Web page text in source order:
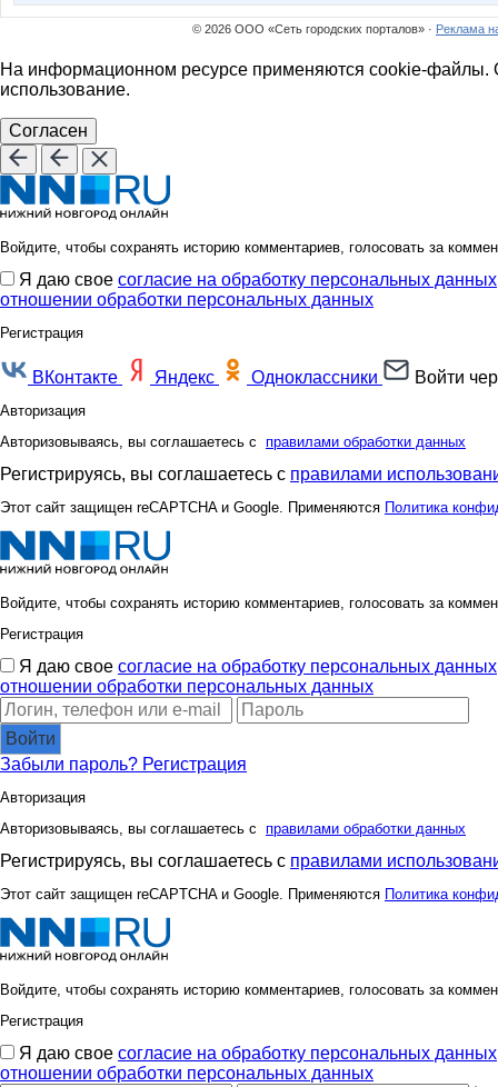
© 2026 ООО «Сеть городских порталов» · Реклама
На информационном ресурсе применяются cookie-файлы.
использование.
Согласен
Войдите, чтобы сохранять историю комментариев, голосовать за
Я даю свое согласие на обработку персональных данных
отношении обработки персональных данных
Регистрация
ВКонтакте Яндекс Одноклассники Войти
Авторизация
Авторизовываясь, вы соглашаетесь с правилами обработки данных
Регистрируясь, вы соглашаетесь с правилами
Этот сайт защищен reCAPTCHA и Google. Применяются Политика
Войдите, чтобы сохранять историю комментариев, голосовать за
Регистрация
Я даю свое согласие на обработку персональных данных
отношении обработки персональных данных
Войти
Забыли пароль? Регистрация
Авторизация
Авторизовываясь, вы соглашаетесь с правилами обработки данных
Регистрируясь, вы соглашаетесь с правилами
Этот сайт защищен reCAPTCHA и Google. Применяются Политика
Войдите, чтобы сохранять историю комментариев, голосовать за
Регистрация
Я даю свое согласие на обработку персональных данных
отношении обработки персональных данных